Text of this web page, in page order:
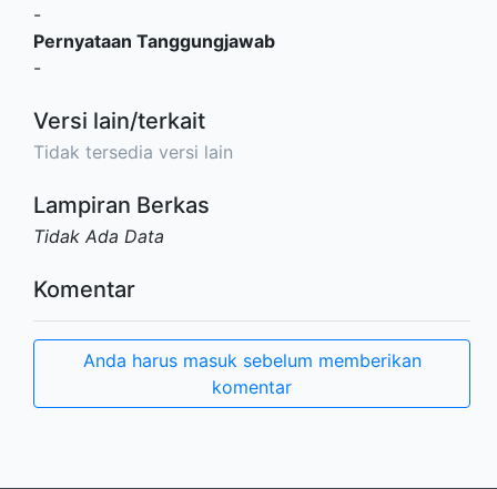
-
Pernyataan Tanggungjawab
-
Versi lain/terkait
Tidak tersedia versi lain
Lampiran Berkas
Tidak Ada Data
Komentar
Anda harus masuk sebelum memberikan
komentar